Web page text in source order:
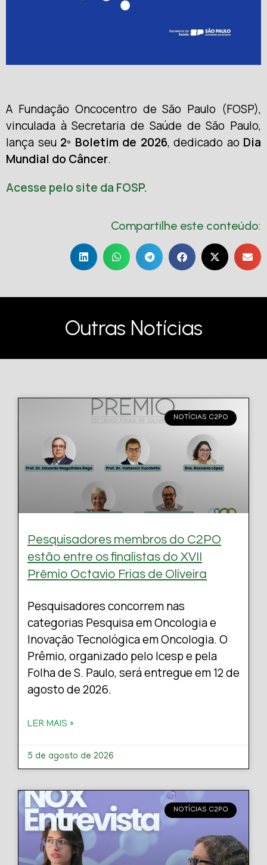
A Fundação Oncocentro de São Paulo (FOSP),
vinculada à Secretaria de Saúde de São Paulo,
lança seu 2º Boletim de 2026, dedicado ao Dia
Mundial do Câncer.
Acesse pelo site da FOSP.
Compartilhe este conteúdo:
Outras Notícias
NOTÍCIAS C2PO
Pesquisadores membros do C2PO
estão entre os finalistas do XVII
Prêmio Octavio Frias de Oliveira
Pesquisadores concorrem nas
categorias Pesquisa em Oncologia e
Inovação Tecnológica em Oncologia. O
Prêmio, organizado pelo Icesp e pela
Folha de S. Paulo, será entregue em 12 de
agosto de 2026.
LER MAIS »
5 de agosto de 2026
NOTÍCIAS C2PO